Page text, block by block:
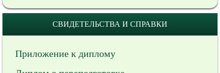
СВИДЕТЕЛЬСТВА И СПРАВКИ
Приложение к диплому